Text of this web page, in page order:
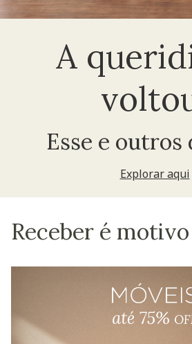
A
Esse e outros
Explorar aqui
Receber é